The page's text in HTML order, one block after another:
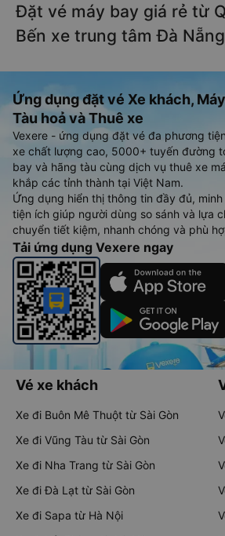
Đặt vé máy bay giá rẻ từ
Bến xe trung tâm Đà Nẵng
Ứng dụng đặt vé Xe khách,
Tàu hoả và Thuê xe
Vexere - ứng dụng đặt vé đa phương
xe chất lượng cao, 5000+ tuyến đường
bay và hãng tàu cùng dịch vụ thuê xe
khắp các tỉnh thành tại Việt Nam.
Ứng dụng hiển thị thông tin đầy đủ,
tiện ích giúp người dùng so sánh và lựa
chuyển tiết kiệm, nhanh chóng và phù
Tải ứng dụng Vexere ngay
Vé xe khách
Xe đi Buôn Mê Thuột từ Sài Gòn
Xe đi Vũng Tàu từ Sài Gòn
Xe đi Nha Trang từ Sài Gòn
Xe đi Đà Lạt từ Sài Gòn
Xe đi Sapa từ Hà Nội